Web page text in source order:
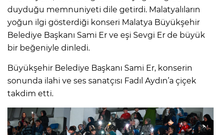
duyduğu memnuniyeti dile getirdi. Malatyalıların
yoğun ilgi gösterdiği konseri Malatya Büyükşehir
Belediye Başkanı Sami Er ve eşi Sevgi Er de büyük
bir beğeniyle dinledi.
Büyükşehir Belediye Başkanı Sami Er, konserin
sonunda ilahi ve ses sanatçısı Fadıl Aydın’a çiçek
takdim etti.